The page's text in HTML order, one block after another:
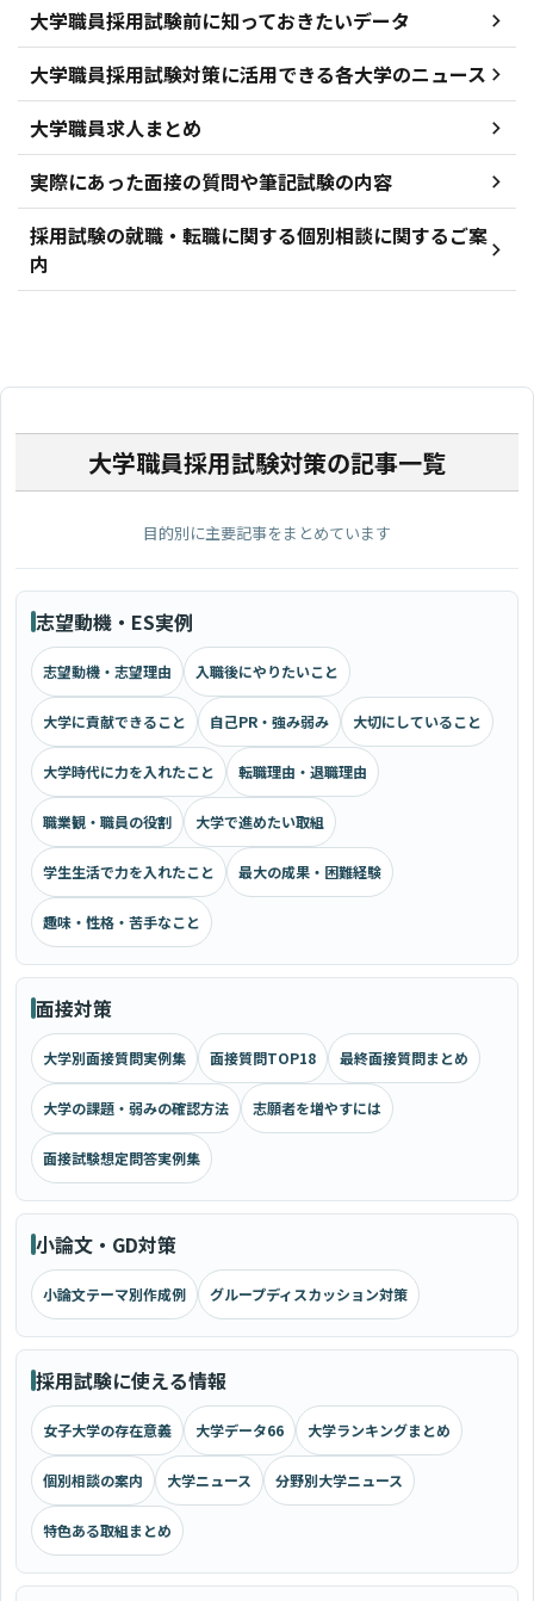
大学職員採用試験前に知っておきたいデータ
大学職員採用試験対策に活用できる各大学のニュース
大学職員求人まとめ
実際にあった面接の質問や筆記試験の内容
採用試験の就職・転職に関する個別相談に関するご案
内
大学職員採用試験対策の記事一覧
目的別に主要記事をまとめています
志望動機・ES実例
志望動機・志望理由 入職後にやりたいこと
大学に貢献できること 自己PR・強み弱み 大切にしていること
大学時代に力を入れたこと 転職理由・退職理由
職業観・職員の役割 大学で進めたい取組
学生生活で力を入れたこと 最大の成果・困難経験
趣味・性格・苦手なこと
面接対策
大学別面接質問実例集 面接質問TOP18 最終面接質問まとめ
大学の課題・弱みの確認方法 志願者を増やすには
面接試験想定問答実例集
小論文・GD対策
小論文テーマ別作成例 グループディスカッション対策
採用試験に使える情報
女子大学の存在意義 大学データ66 大学ランキングまとめ
個別相談の案内 大学ニュース 分野別大学ニュース
特色ある取組まとめ